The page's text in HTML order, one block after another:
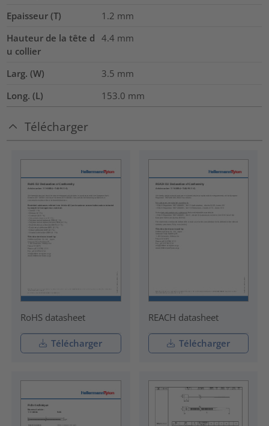
Epaisseur (T) 1.2 mm
Hauteur de la tête d
u collier
4.4 mm
Larg. (W) 3.5 mm
Long. (L)
153.0 mm
Télécharger
RoHS datasheet
Télécharger
REACH datasheet
Télécharger